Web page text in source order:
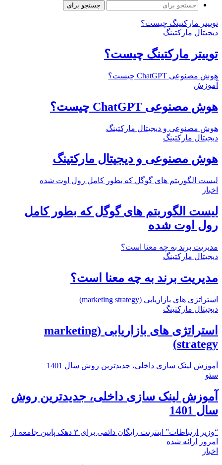
جستجو برای
توییتر مارکتینگ چیست؟
دیجیتال مارکتینگ
توییتر مارکتینگ چیست؟
هوش مصنوعی ChatGPT چیست؟
آموزش
هوش مصنوعی ChatGPT چیست؟
هوش مصنوعی و دیجیتال مارکتینگ
دیجیتال مارکتینگ
هوش مصنوعی و دیجیتال مارکتینگ
لیست الگوریتم های گوگل که بطور کامل رول اوت شده
اخبار
لیست الگوریتم های گوگل که بطور کامل
رول اوت شده
مدیریت برند به چه معنا است؟
دیجیتال مارکتینگ
مدیریت برند به چه معنا است؟
استراتژی های بازاریابی (marketing strategy)
دیجیتال مارکتینگ
استراتژی های بازاریابی (marketing
strategy)
آموزش لینک سازی داخلی، جدیدترین روش سال 1401
سئو
آموزش لینک سازی داخلی، جدیدترین روش
سال 1401
“وزیر ارتباطات” اینترنت رایگان دائمی برای ۳ دهک پایین جامعه از
امروز ارائه شده
اخبار